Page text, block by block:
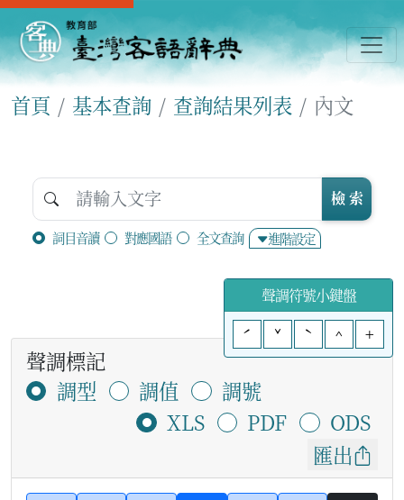
首頁 基本查詢 查詢結果列表 內文
詞目音讀 對應國語 全文查詢 進階設定
檢 索
聲調符號小鍵盤
ˊ
ˇ ˋ ^ +
聲調標記
調型
調值
調號
XLS
PDF
ODS
匯出